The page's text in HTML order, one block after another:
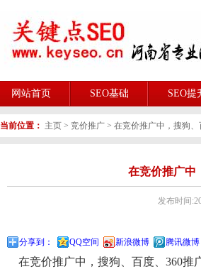
网站首页 SEO基础 SEO提
当前位置： 主页 > 竞价推广 > 在竞价推广中，搜狗
在竞价推广中
发布时间
分享到： QQ空间 新浪微博 腾讯微博
在竞价推广中，搜狗、百度、360推